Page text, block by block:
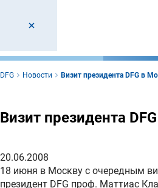
DFG Новости Bизит президента DFG в
Bизит президента
20.06.2008
18 июня в Москву с очередным
президент DFG проф. Маттиас